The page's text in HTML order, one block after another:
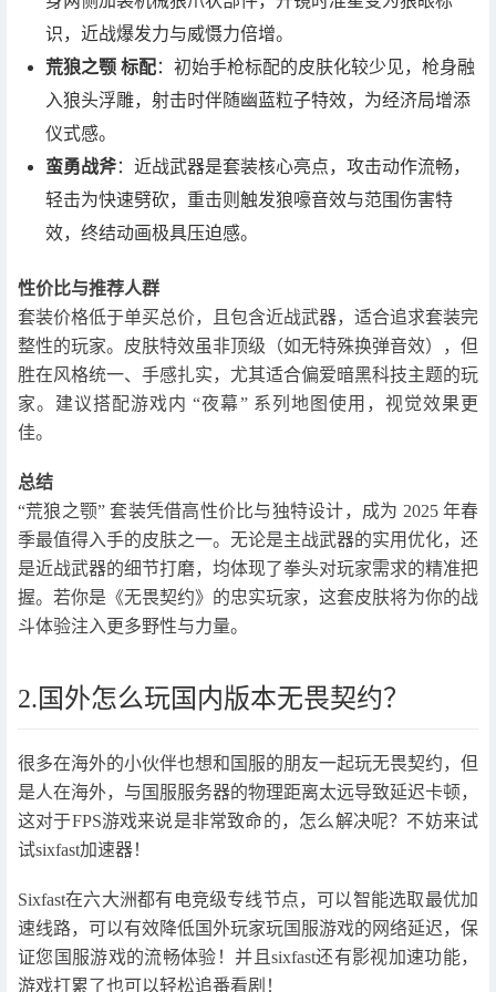
识，近战爆发力与威慑力倍增。
荒狼之颚 标配：初始手枪标配的皮肤化较少见，枪身融
入狼头浮雕，射击时伴随幽蓝粒子特效，为经济局增添
仪式感。
蛮勇战斧：近战武器是套装核心亮点，攻击动作流畅，
轻击为快速劈砍，重击则触发狼嚎音效与范围伤害特
效，终结动画极具压迫感。
性价比与推荐人群
套装价格低于单买总价，且包含近战武器，适合追求套装完
整性的玩家。皮肤特效虽非顶级（如无特殊换弹音效），但
胜在风格统一、手感扎实，尤其适合偏爱暗黑科技主题的玩
家。建议搭配游戏内 “夜幕” 系列地图使用，视觉效果更
佳。
总结
“荒狼之颚” 套装凭借高性价比与独特设计，成为 2025 年春
季最值得入手的皮肤之一。无论是主战武器的实用优化，还
是近战武器的细节打磨，均体现了拳头对玩家需求的精准把
握。若你是《无畏契约》的忠实玩家，这套皮肤将为你的战
斗体验注入更多野性与力量。
2.国外怎么玩国内版本无畏契约？
很多在海外的小伙伴也想和国服的朋友一起玩无畏契约，但
是人在海外，与国服服务器的物理距离太远导致延迟卡顿，
这对于FPS游戏来说是非常致命的，怎么解决呢？不妨来试
试sixfast加速器！
Sixfast在六大洲都有电竞级专线节点，可以智能选取最优加
速线路，可以有效降低国外玩家玩国服游戏的网络延迟，保
证您国服游戏的流畅体验！并且sixfast还有影视加速功能，
游戏打累了也可以轻松追番看剧！